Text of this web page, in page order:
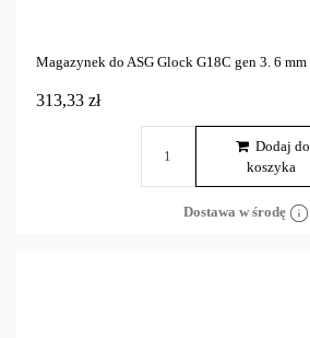
Magazynek do ASG Glock G18C gen 3. 6 mm
313,33 zł
Dodaj do
koszyka
Dostawa w środę